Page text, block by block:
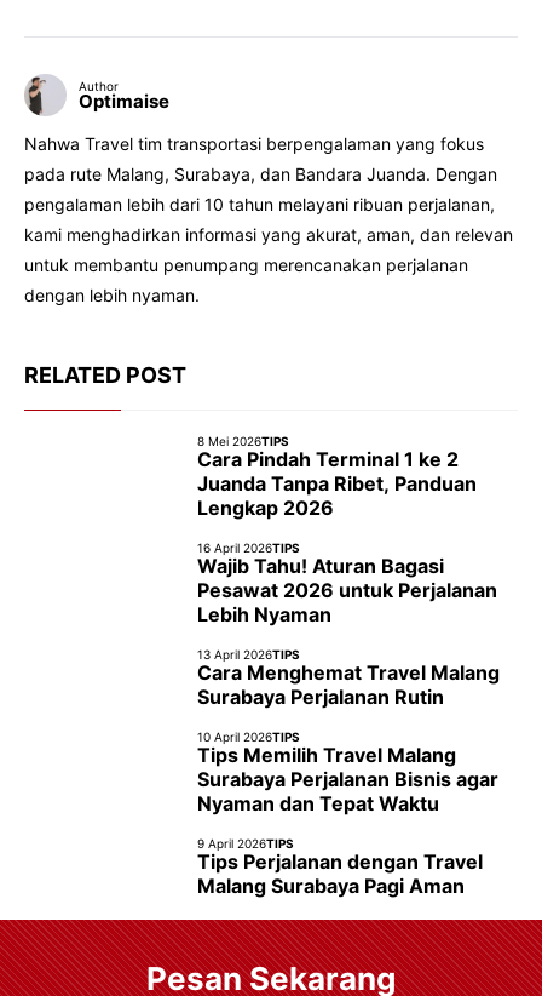
Author
Optimaise
Nahwa Travel tim transportasi berpengalaman yang fokus
pada rute Malang, Surabaya, dan Bandara Juanda. Dengan
pengalaman lebih dari 10 tahun melayani ribuan perjalanan,
kami menghadirkan informasi yang akurat, aman, dan relevan
untuk membantu penumpang merencanakan perjalanan
dengan lebih nyaman.
RELATED POST
8 Mei 2026TIPS
Cara Pindah Terminal 1 ke 2
Juanda Tanpa Ribet, Panduan
Lengkap 2026
16 April 2026TIPS
Wajib Tahu! Aturan Bagasi
Pesawat 2026 untuk Perjalanan
Lebih Nyaman
13 April 2026TIPS
Cara Menghemat Travel Malang
Surabaya Perjalanan Rutin
10 April 2026TIPS
Tips Memilih Travel Malang
Surabaya Perjalanan Bisnis agar
Nyaman dan Tepat Waktu
9 April 2026TIPS
Tips Perjalanan dengan Travel
Malang Surabaya Pagi Aman
Pesan Sekarang